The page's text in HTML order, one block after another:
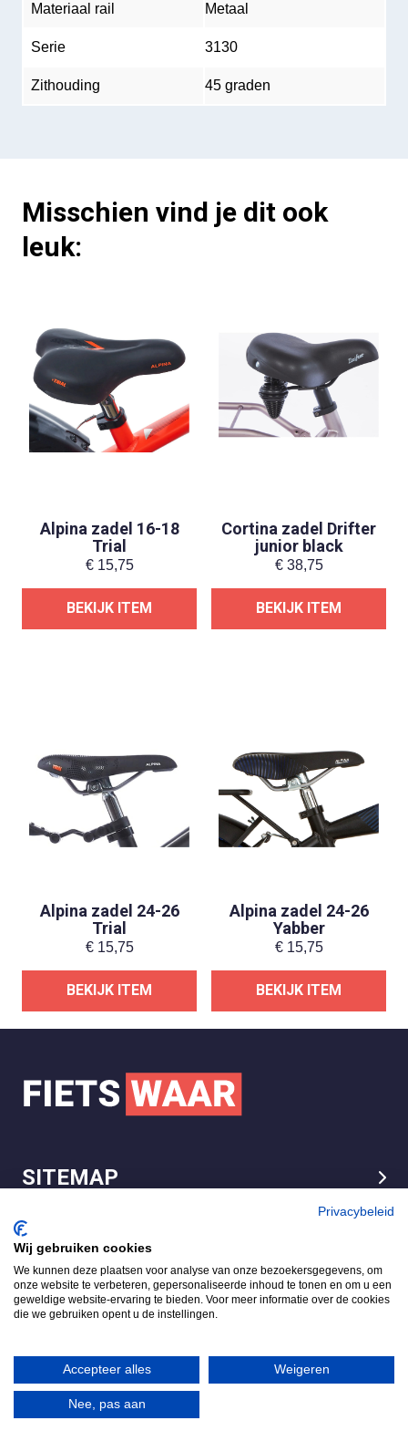
Materiaal rail Metaal
Serie 3130
Zithouding 45 graden
Misschien vind je dit ook
leuk:
Alpina zadel 16-18
Trial
€15,75
BEKIJK ITEM
Cortina zadel Drifter
junior black
€38,75
BEKIJK ITEM
Alpina zadel 24-26
Trial
€15,75
BEKIJK ITEM
Alpina zadel 24-26
Yabber
€15,75
BEKIJK ITEM
SITEMAP
LEGAL
FietsWaar.nl
4.7
Gebaseerd op 540 reviews
Review ons op
Privacybeleid
Wij gebruiken cookies
We kunnen deze plaatsen voor analyse van onze bezoekersgegevens, om
onze website te verbeteren, gepersonaliseerde inhoud te tonen en om u een
geweldige website-ervaring te bieden. Voor meer informatie over de cookies
die we gebruiken opent u de instellingen.
Accepteer alles Weigeren
Nee, pas aan